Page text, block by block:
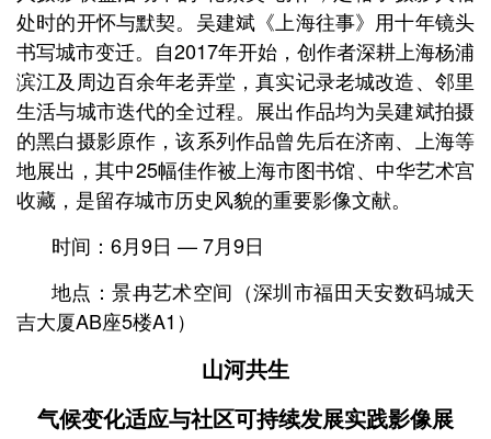
处时的开怀与默契。吴建斌《上海往事》用十年镜头
书写城市变迁。自2017年开始，创作者深耕上海杨浦
滨江及周边百余年老弄堂，真实记录老城改造、邻里
生活与城市迭代的全过程。展出作品均为吴建斌拍摄
的黑白摄影原作，该系列作品曾先后在济南、上海等
地展出，其中25幅佳作被上海市图书馆、中华艺术宫
收藏，是留存城市历史风貌的重要影像文献。
时间：6月9日 — 7月9日
地点：景冉艺术空间 （深圳市福田天安数码城天
吉大厦AB座5楼A1）
山河共生
气候变化适应与社区可持续发展实践影像展